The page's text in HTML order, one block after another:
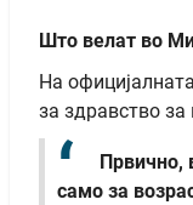
Што велат во
На
за здравство за
Првично,
само за